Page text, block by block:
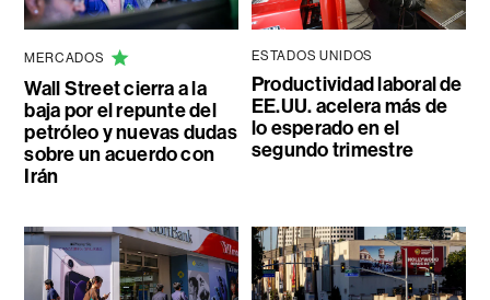
MERCADOS
Wall Street cierra a la
baja por el repunte del
petróleo y nuevas dudas
sobre un acuerdo con
Irán
ESTADOS UNIDOS
Productividad laboral de
EE.UU. acelera más de
lo esperado en el
segundo trimestre